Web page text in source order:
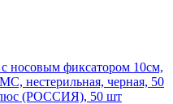
носовым фиксатором 10см,
нестерильная, черная, 50
(РОССИЯ), 50 шт